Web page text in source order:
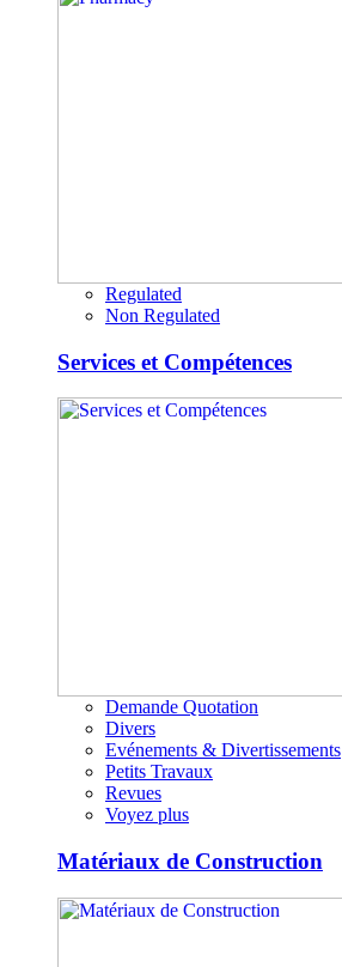
Regulated
Non Regulated
Services et Compétences
Demande Quotation
Divers
Evénements & Divertissements
Petits Travaux
Revues
Voyez plus
Matériaux de Construction